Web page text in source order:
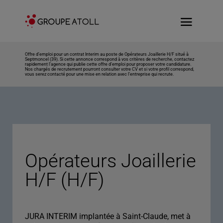
Offre d’emploi pour un contrat Interim au poste de Opérateurs Joaillerie H/F situé à
Septmoncel (39). Si cette annonce correspond à vos critères de recherche, contactez
rapidement l’agence qui publie cette offre d’emploi pour proposer votre candidature.
Nos chargés de recrutement pourront consulter votre CV et si votre profil correspond,
vous serez contacté pour une mise en relation avec l’entreprise qui recrute.
Opérateurs Joaillerie
H/F (H/F)
JURA INTERIM implantée à Saint-Claude, met à